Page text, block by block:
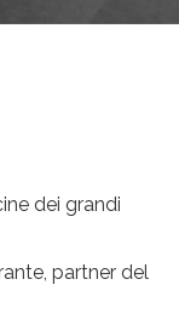
dei grandi
partner del